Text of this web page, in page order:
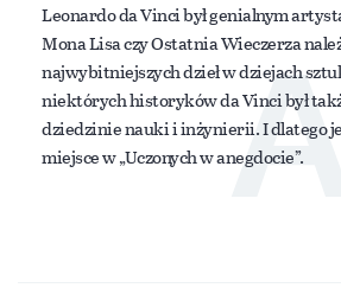
Leonardo da Vinci był genialnym
Mona Lisa czy Ostatnia Wieczerza
najwybitniejszych dzieł w dziejach
niektórych historyków da Vinci był
dziedzinie nauki i inżynierii. I dlatego
miejsce w „Uczonych w anegdocie”.